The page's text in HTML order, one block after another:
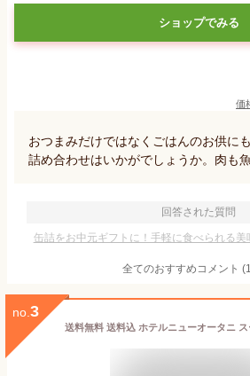
ショップでみる
価
おつまみだけではなくごはんのお供に
詰め合わせはいかがでしょうか。肉も
回答された質問
缶詰をお中元ギフトに！手軽に食べられる美
全てのおすすめコメント (1
no. 3